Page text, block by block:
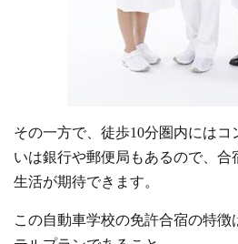
その一方で、徒歩10分圏内にはコ
いは銀行や郵便局もあるので、合
生活が期待できます。
この自動車学校の免許合宿の特